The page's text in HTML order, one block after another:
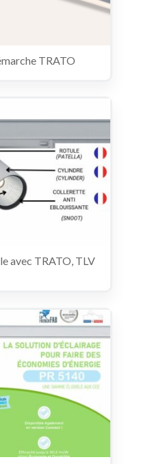
TRATO
avec TRATO, TLV